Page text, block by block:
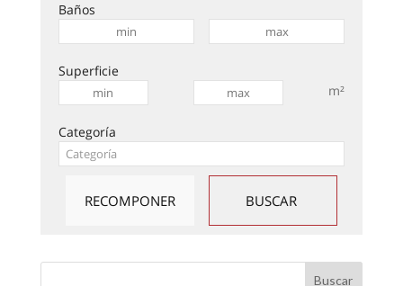
Baños
Superficie
m²
Categoría